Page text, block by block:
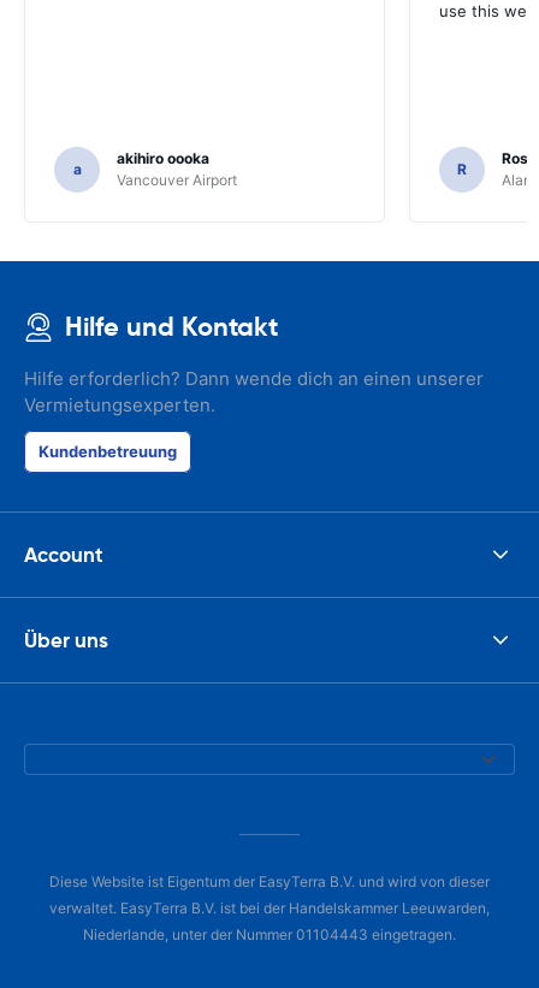
a
akihiro oooka
Vancouver Airport
use this
R
Hilfe und Kontakt
Hilfe erforderlich? Dann wende dich an einen unserer
Vermietungsexperten.
Kundenbetreuung
Account
Über uns
Diese Website ist Eigentum der EasyTerra B.V. und wird von dieser
verwaltet. EasyTerra B.V. ist bei der Handelskammer Leeuwarden,
Niederlande, unter der Nummer 01104443 eingetragen.